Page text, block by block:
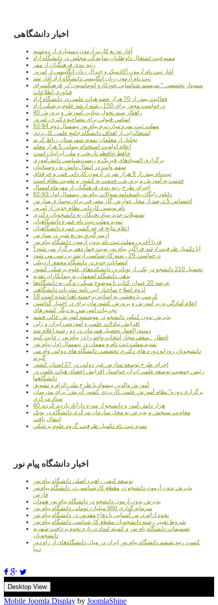
اخبار دانشگاهی
آغاز توزيع کارت آزمون دستياري از دوشنبه
ممنوعيت اشتغال داوطلبان نمايندگي مجلس در دانشگاه آزاد
رتبه بندي فرهنگيان از مهر
آغاز ثبت نام آزمون آکادميک و جنرال زبان انگليسي از امروز
ثبت نام آزمون زبان انگليسي دانشگاه آزاد آغاز شد
سمينار تخصصي " سيستم شناسايي خودکارو اتوماسيون"در فرهنگسراي
فناوري اطلاعات
فعاليت بيش از 70 هزار عضو هيات علمي در دانشگاه آزاد
درخواست مجوز براي 150 رشته ارشد علوم پزشکي آزاد
40 راهکار سند تحول بنيادين آموزش و پرورش
اسامي قبولي براي مصاحبه دکتري، امروز
مهلت ثبت نمره میان ترم پیام نور نیمسال دوم 94-93
اشتغالزايي از اهداف دانشگاه جامع علمي کاربردي
تجليل از معلمان نمونه شهرستان رباط کريم
اعلام اولويت استخدام پيماني 5 هزار معلم
حافظ حافظه تاريخي و ملي ايرانيان است
برگزاري المپيادهاي فيزيک و زيست‌شناسي دانش‌آموزي
سهم وانت در انتقال دانش به روستائيان
ثبت‌نام بيش از 9 هزار نفر در آزمون کارداني فني و حرفه‌اي
خدمت به آموزش و پرورش، خدمت به کشور و تقويت نظام است
اجراي طرح رتبه بندي فرهنگيان از مهرماه امسال
دانلود رایگان پاسخنامه سوالات پیام نور نیمسال اول 93-92
اختصاص 5 درصد از محل عوارض گاز مصرفي براي نوسازي مدارس
نام نويسي کارداني نظام جديد؛ از امروز
تسهيلات جديد بنياد نخبگان به دانشجويان دکتري
تمديد مهلت ثبت نام عمره دانشگاهيان
اعلام نتايج قرعه کشي عمره دانشگاهيان
ازسرگيري توزيع شير در مدارس
فردا آخرین مهلت ثبت نام بدون آزمون دانشگاه پیام نور
آیا تکمیل ظرفیت ارشد فراگیر پیام نور نوبت چهاردهم برگزار می شود؟
درخواست 29 رشته کارشناسي ارشد بررسي مي شود
انتصابات جديد در دانشگاه محقق اردبيلي
تحصيل 210 دانشجو در يکي از نوپاترين دانشکده‌هاي علوم پزشکي کشور
بدهي دانشگاه اصفهان به پيمانکاران تغذيه
عرضه 20 عنوان کتاب با موضوع سبک زندگي به دانشگاه‌ها
لزوم اصلاح ساختار آيين نامه نشريات دانشگاهي
18 کرسي پژوهشي به اساتيد برجسته اهدا شده است
اعلام آمادگي وزير آموزش و پرورش کشورمان براي در اختيار گذاشتن
تجربيات آموزشي به ديگر کشورهاي
پذيرش بدون کنکور دانشجو در موسسه آموزش عالي قشم
افزايش تبادلات علمي و آموزشي ايران و ژاپن
دستورالعمل تحصیل همزمان در دو رشته اعلام شد
اخطار : سقف مجاز انتخاب واحد را در پیام نور رعایت کنید
تمدید مهلت ثبت نام و مهمان در نیمسال اول پیام نور
دانشجويان روزانه دوره هاي دكتري تخصصي دانشگاه هاي دولتي وام مي
گيرند
اجراي طرح توسعه مدارس غير دولتي در 27 استان کشور
رئيس جمعيت توسعه علمي ايران خواستار افزايش اعضاي هيات علمي در
دانشگاهها
آموزش والدين بيسواد با طرح ملي الزام و تشويق
برگزاري دوره" نظام آموزش علمي كاربردي كشور اتريش" براي مدرسان
ستاد مرکزي
40 هزار دانش آموز و دانشجو از موزه دارآباد بازديد کردند
معاونت سنجش و پذيرش به محل سازمان مرکزي دانشگاه در پونک
انتقال يافت
تمديد ثبت نام تکميل ظرفيت گروه علوم پزشکي
اخبار دانشگاه پیام نور
توسعه کیفی راهبرد اصلی دانشگاه پیام نور
پذیرش بدون آزمون دانشجو در مقطع کارشناسی در دانشگاه پیام‌نور
فارس
پذیرش بدون آزمون دانشجو در دانشگاه پیام نور همدان
سرمایه گذاری 980 میلیارد تومانی دانشگاه پیام نور
نحوه ارائه درس آشنایی با دفاع مقدس در دانشگاه پیام نور
شروط تغییر رشته دانشجویان مقطع کارشناسی دانشگاه پیام نور
تصمیمات دانشگاه یام نور و کمیته امداد درباره نحوه پرداخت شهریه
دانشجویان
کسب رتبه ششم دانشگاه پیام نور ایران در میان دانشگاه‌های از راه دور
دنیا
Desktop View
Mobile Joomla Display by JoomlaShine